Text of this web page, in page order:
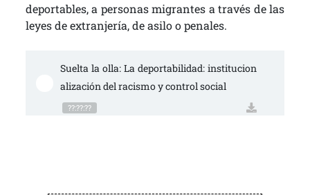
deportables, a personas migrantes a través de las
leyes de extranjería, de asilo o penales.
Suelta la olla: La deportabilidad: institucion
alización del racismo y control social
??:??:??